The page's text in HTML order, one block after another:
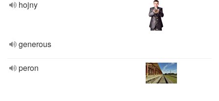
hojny
generous
peron